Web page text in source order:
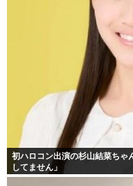
初ハロコン出演の杉山結菜ちゃ
してません」